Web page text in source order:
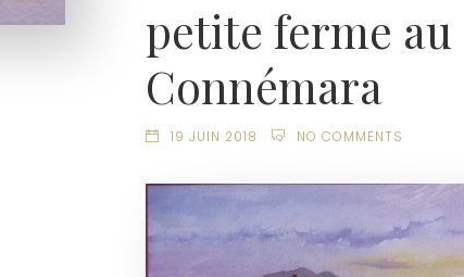
petite ferme au
Connémara
19 JUIN 2018 NO COMMENTS